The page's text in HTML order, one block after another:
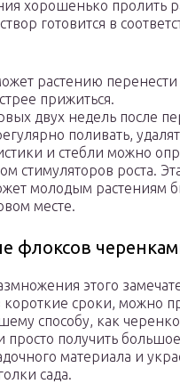
хорошенько пролить
готовится в
растению перенести
прижиться.
двух недель после
поливать,
и стебли можно
стимуляторов роста.
молодым растениям
месте.
флоксов
этого
короткие сроки, можно
способу, как
просто получить большое
материала и
сада.